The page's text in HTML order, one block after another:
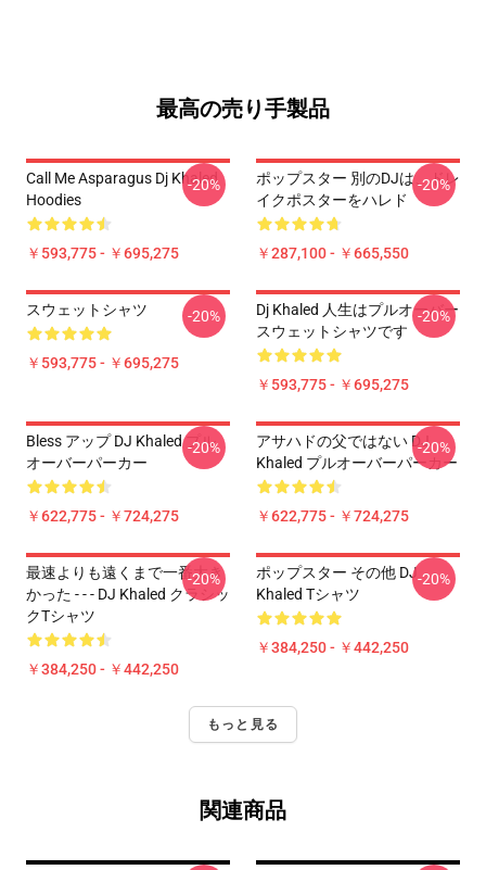
最高の売り手製品
Call Me Asparagus Dj Khaled
Hoodies
￥593,775 - ￥695,275
-20%
ポップスター 別のDJは、ドレ
イクポスターをハレド
￥287,100 - ￥665,550
-20%
スウェットシャツ
￥593,775 - ￥695,275
-20%
Dj Khaled 人生はプルオーバー
スウェットシャツです
￥593,775 - ￥695,275
-20%
Bless アップ DJ Khaled プル
オーバーパーカー
￥622,775 - ￥724,275
-20%
アサハドの父ではない DJ
Khaled プルオーバーパーカー
￥622,775 - ￥724,275
-20%
最速よりも遠くまで一番大き
かった - - - DJ Khaled クラシッ
クTシャツ
￥384,250 - ￥442,250
-20%
ポップスター その他 DJ
Khaled Tシャツ
￥384,250 - ￥442,250
-20%
もっと見る
関連商品